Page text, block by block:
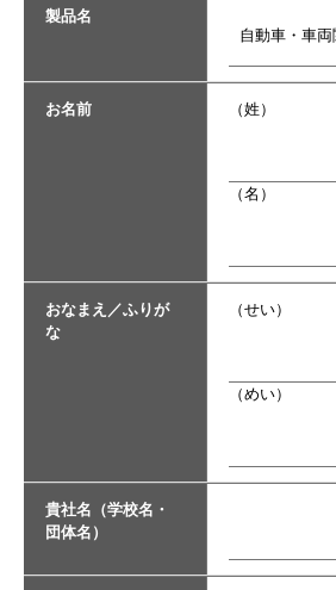
製品名
お名前 （姓）
（名）
おなまえ／ふりが
な
（せい）
（めい）
貴社名（学校名・
団体名）